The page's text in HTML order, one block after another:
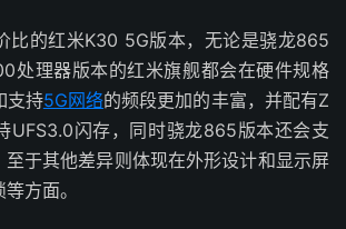
比的红米K30 5G版本，无论是骁龙865
处理器版本的红米旗舰都会在硬件规格
支持5G网络的频段更加的丰富，并配有Z
UFS3.0闪存，同时骁龙865版本还会支
于其他差异则体现在外形设计和显示屏
方面。